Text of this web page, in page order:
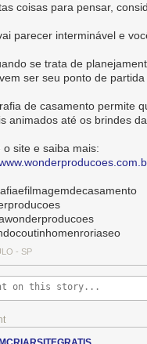
coisas para pensar,
parecer interminável e
se trata de
ser seu ponto de partida
de casamento permite
animados até os brindes da
o site e saiba mais:
- SP